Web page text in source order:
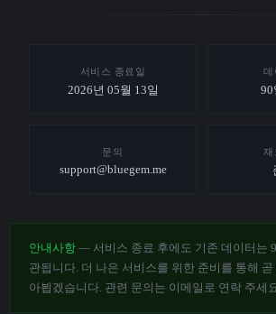
서비스 종료일
2026년 05월 13일
데
90
문의
support@bluegem.me
재
안내사항 — 서비스 종료 후에도 기존 데이터는
관됩니다. 더 나은 서비스를 위한 준비를 통해
아뵙겠습니다. 관련 문의는 이메일로 연락 주세